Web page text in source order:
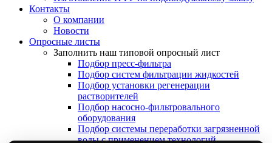
Контакты
О компании
Новости
Опросные листы
Заполнить наш типовой опросный лист
Подбор пресс-фильтра
Подбор систем фильтрации жидкостей
Подбор установки регенерации
растворителей
Подбор насосно-фильтровального
оборудования
Подбор системы переработки загрязненной
воды с применением технологий